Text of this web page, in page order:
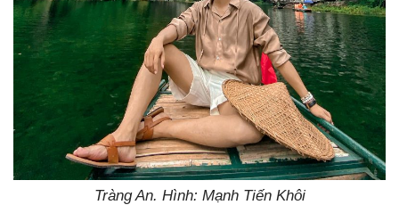
Tràng An. Hình: Mạnh Tiến Khôi